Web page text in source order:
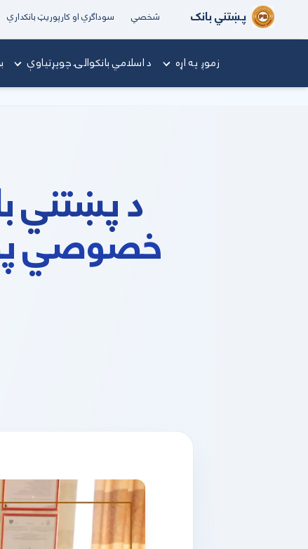
پښتني بانک شخصي سوداګري او کارپوریټ بانکداري
زموږ په اړه د اسلامي بانکوالۍ چوپړتیاوې
د پښتني
خصوصي